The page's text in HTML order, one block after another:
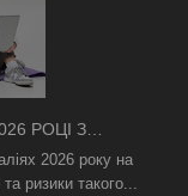
РОЦІ З
2026 року на
ризики такого...